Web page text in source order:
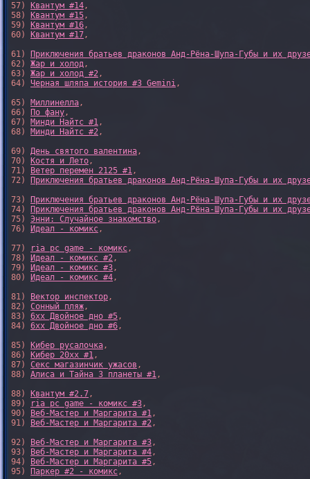
57)
Квантум #14,
58)
Квантум #15,
59)
Квантум #16,
60)
Квантум #17,
61)
Приключения братьев драконов Анд-Рёна-Шупа-Губы и их
62) Жар и холод,
63) Жар и холод #2,
64) Черная шляпа история #3 Gemini,
65) Миллинелла,
66)
По фану,
67) Минди Найтс #1,
68) Минди Найтс #2,
69) День святого валентина,
70)
Костя и Лето,
71)
Ветер перемен 2125 #1,
72)
Приключения братьев драконов Анд-Рёна-Шупа-Губы и их
73)
Приключения братьев драконов Анд-Рёна-Шупа-Губы и их
74)
Приключения братьев драконов Анд-Рёна-Шупа-Губы и их
75) Энни: Случайное знакомство,
76)
Идеал - комикс,
77)
ria pc game - комикс,
78)
Идеал - комикс #2,
79)
Идеал - комикс #3,
80)
Идеал - комикс #4,
81)
Вектор инспектор,
82) Сонный пляж,
83) 6xx Двойное дно #5,
84) 6xx Двойное дно #6,
85)
Кибер русалочка,
86)
Кибер 20xx #1,
87) Секс магазинчик ужасов ,
88) Алиса и Тайна 3 планеты #1,
88)
Квантум #2.7,
89)
ria pc game - комикс #3,
90)
Веб-Мастер и Маргарита #1,
91)
Веб-Мастер и Маргарита #2,
92)
Веб-Мастер и Маргарита #3,
93)
Веб-Мастер и Маргарита #4,
94)
Веб-Мастер и Маргарита #5,
95)
Паркер #2 - комикс,